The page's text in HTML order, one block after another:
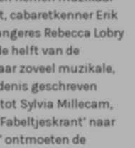
cabaretkenner Erik
Rebecca Lobry
helft van de
zoveel muzikale,
geschreven
Sylvia Millecam,
naar
ontmoeten de